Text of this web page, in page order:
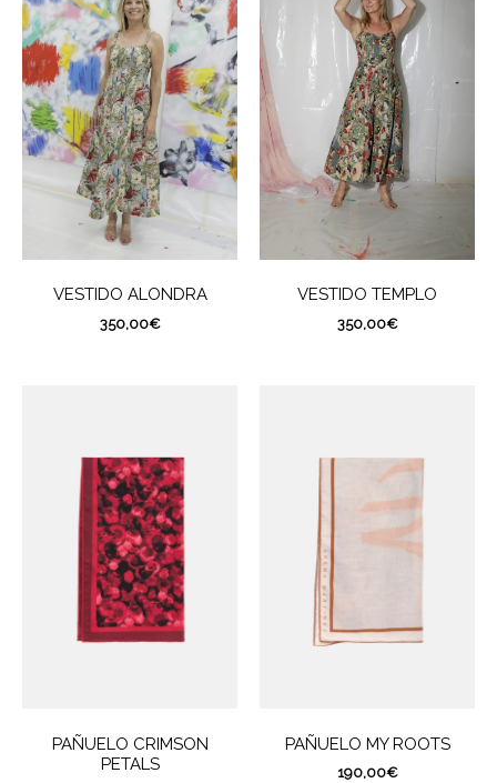
VESTIDO ALONDRA
350,00€
VESTIDO TEMPLO
350,00€
PAÑUELO CRIMSON
PETALS
PAÑUELO MY ROOTS
190,00€